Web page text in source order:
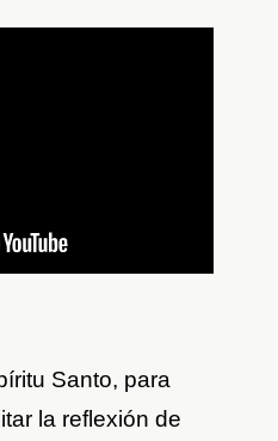
Santo, para
la reflexión de